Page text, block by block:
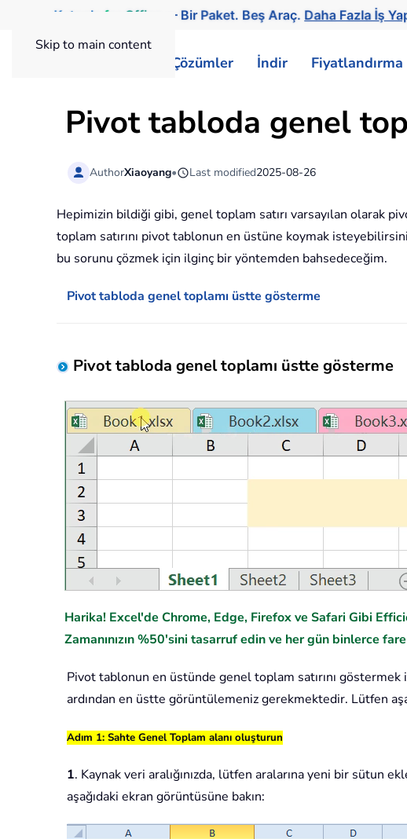
Skip to main content
Kutools for Office — Bir Paket. Beş Araç.Daha Fazla İş
Çözümler İndir Fiyatlandırma
Pivot tabloda genel
AuthorXiaoyang• Last modified2025-08-26
Hepimizin bildiği gibi, genel toplam satırı varsayılan olarak
toplam satırını pivot tablonun en üstüne koymak
bu sorunu çözmek için ilginç bir yöntemden bahsedeceğim.
Pivot tabloda genel toplamı üstte gösterme
Pivot tabloda genel toplamı üstte gösterme
Harika! Excel'de Chrome, Edge, Firefox ve Safari Gibi
Zamanınızın %50'sini tasarruf edin ve her gün binlerce fare
Pivot tablonun en üstünde genel toplam satırını
ardından en üstte görüntülemeniz gerekmektedir. Lütfen
Adım 1: Sahte Genel Toplam alanı oluşturun
1. Kaynak veri aralığınızda, lütfen aralarına yeni bir sütun
aşağıdaki ekran görüntüsüne bakın: